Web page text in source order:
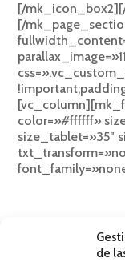
de
[/
[/
color=»#ffffff»
size_tablet=»35″
[/